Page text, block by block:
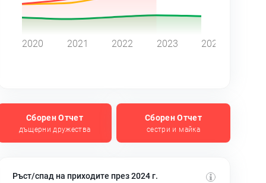
2020 2021 2022 2023 2024
Сборен Отчет
дъщерни дружества
Сборен Отчет
сестри и майка
Ръст/спад на приходите през 2024 г.